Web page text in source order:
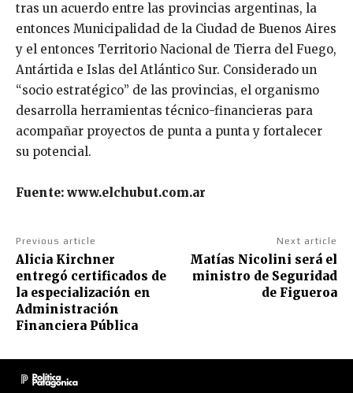
tras un acuerdo entre las provincias argentinas, la
entonces Municipalidad de la Ciudad de Buenos Aires
y el entonces Territorio Nacional de Tierra del Fuego,
Antártida e Islas del Atlántico Sur. Considerado un
“socio estratégico” de las provincias, el organismo
desarrolla herramientas técnico-financieras para
acompañar proyectos de punta a punta y fortalecer
su potencial.
Fuente: www.elchubut.com.ar
Previous article
Alicia Kirchner
entregó certificados de
la especialización en
Administración
Financiera Pública
Next article
Matías Nicolini será el
ministro de Seguridad
de Figueroa